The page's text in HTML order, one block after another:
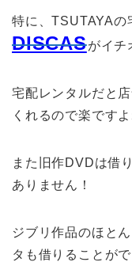
特に、TSUTAYAの
DISCASがイチ
宅配レンタルだと
くれるので楽ですよ
また旧作DVDは借
ありません！
ジブリ作品のほと
タも借りることがで